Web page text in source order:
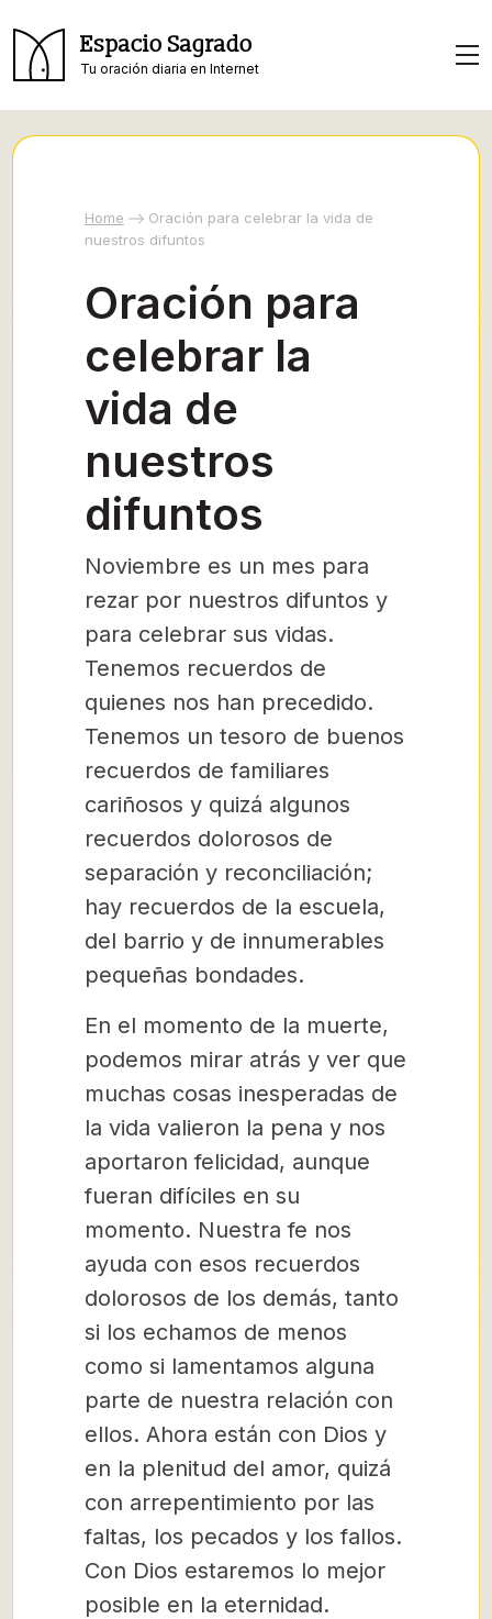
Espacio Sagrado
Tu oración diaria en Internet
Home
Oración para celebrar la vida de
nuestros difuntos
Oración para
celebrar la
vida de
nuestros
difuntos
Noviembre es un mes para
rezar por nuestros difuntos y
para celebrar sus vidas.
Tenemos recuerdos de
quienes nos han precedido.
Tenemos un tesoro de buenos
recuerdos de familiares
cariñosos y quizá algunos
recuerdos dolorosos de
separación y reconciliación;
hay recuerdos de la escuela,
del barrio y de innumerables
pequeñas bondades.
En el momento de la muerte,
podemos mirar atrás y ver que
muchas cosas inesperadas de
la vida valieron la pena y nos
aportaron felicidad, aunque
fueran difíciles en su
momento. Nuestra fe nos
ayuda con esos recuerdos
dolorosos de los demás, tanto
si los echamos de menos
como si lamentamos alguna
parte de nuestra relación con
ellos. Ahora están con Dios y
en la plenitud del amor, quizá
con arrepentimiento por las
faltas, los pecados y los fallos.
Con Dios estaremos lo mejor
posible en la eternidad.